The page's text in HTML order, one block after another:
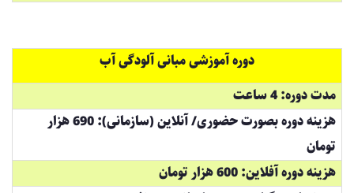
دوره آموزشی مبانی آلودگی آب
مدت دوره: 4 ساعت
هزینه دوره بصورت حضوری/ آنلاین (سازمانی): 690 هزار
تومان
هزینه دوره آفلاین: 600 هزار تومان